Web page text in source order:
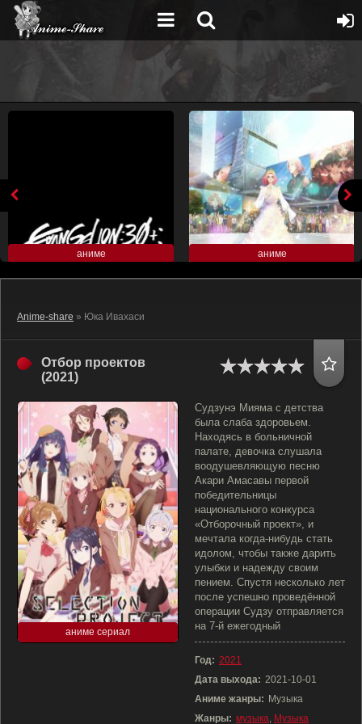
аниме аниме
Anime-share » Юка Ивахаси
Отбор проектов
(2021)
аниме сериал
Судзунэ Мияма с детства
была слаба здоровьем.
Находясь в больничной
палате, девочка слушала
воодушевляющую песню
Акари Амасавы первой
победительницы
национального конкурса
«Отборочный проект», и
мечтала когда-нибудь стать
идолом, чтобы также дарить
улыбки и надежду своим
пением. Спустя несколько лет
после успешно проведённой
операции Судзу отправляется
на 7-й ежегодный
Год: 2021
Дата выхода: 2021-10-01
Аниме жанры: Музыка
Жанры: музыка, Музыка